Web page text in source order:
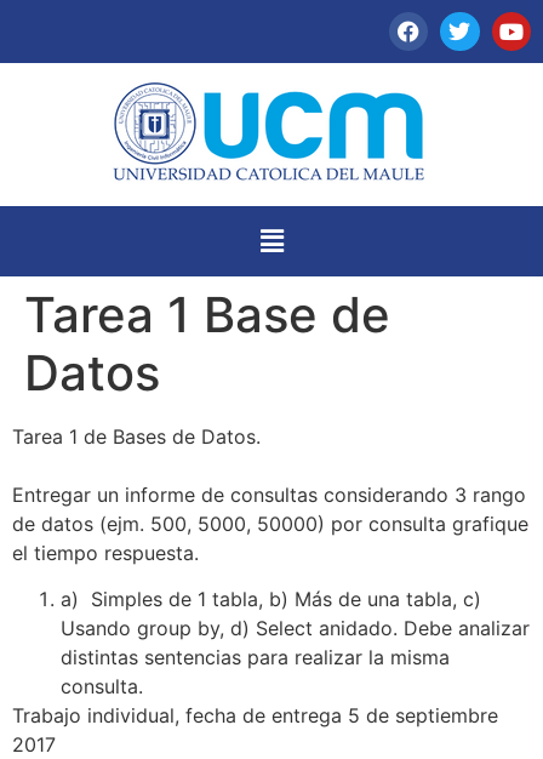
Tarea 1 Base de
Datos
Tarea 1 de Bases de Datos.
Entregar un informe de consultas considerando 3 rango
de datos (ejm. 500, 5000, 50000) por consulta grafique
el tiempo respuesta.
a) Simples de 1 tabla, b) Más de una tabla, c)
Usando group by, d) Select anidado. Debe analizar
distintas sentencias para realizar la misma
consulta.
Trabajo individual, fecha de entrega 5 de septiembre
2017